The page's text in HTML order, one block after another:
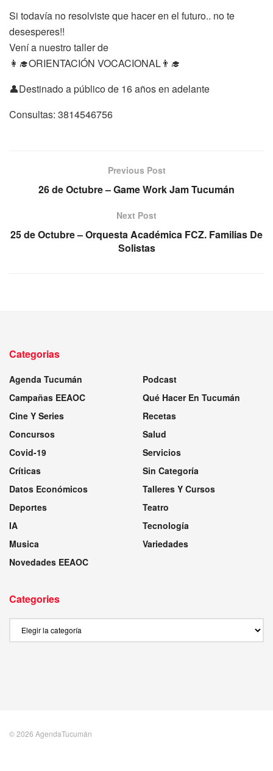
Si todavía no resolviste que hacer en el futuro.. no te
desesperes!!
Vení a nuestro taller de
👩‍🎓ORIENTACIÓN VOCACIONAL👨‍🎓
👤Destinado a público de 16 años en adelante
Consultas: 3814546756
Previous Post
26 de Octubre – Game Work Jam Tucumán
Next Post
25 de Octubre – Orquesta Académica FCZ. Familias De
Solistas
Categorias
Agenda Tucumán
Campañas EEAOC
Cine Y Series
Concursos
Covid-19
Críticas
Datos Económicos
Deportes
IA
Musica
Novedades EEAOC
Podcast
Qué Hacer En Tucumán
Recetas
Salud
Servicios
Sin Categoría
Talleres Y Cursos
Teatro
Tecnología
Variedades
Categories
© 2026 AgendaTucumán